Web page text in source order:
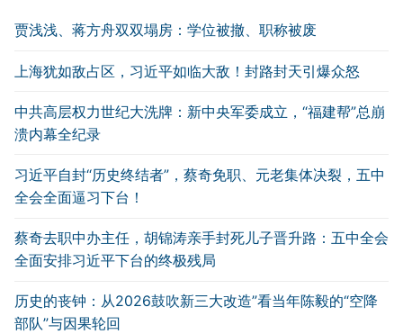
贾浅浅、蒋方舟双双塌房：学位被撤、职称被废
上海犹如敌占区，习近平如临大敌！封路封天引爆众怒
中共高层权力世纪大洗牌：新中央军委成立，“福建帮”总崩
溃内幕全纪录
习近平自封“历史终结者”，蔡奇免职、元老集体决裂，五中
全会全面逼习下台！
蔡奇去职中办主任，胡锦涛亲手封死儿子晋升路：五中全会
全面安排习近平下台的终极残局
历史的丧钟：从2026鼓吹新三大改造”看当年陈毅的“空降
部队”与因果轮回